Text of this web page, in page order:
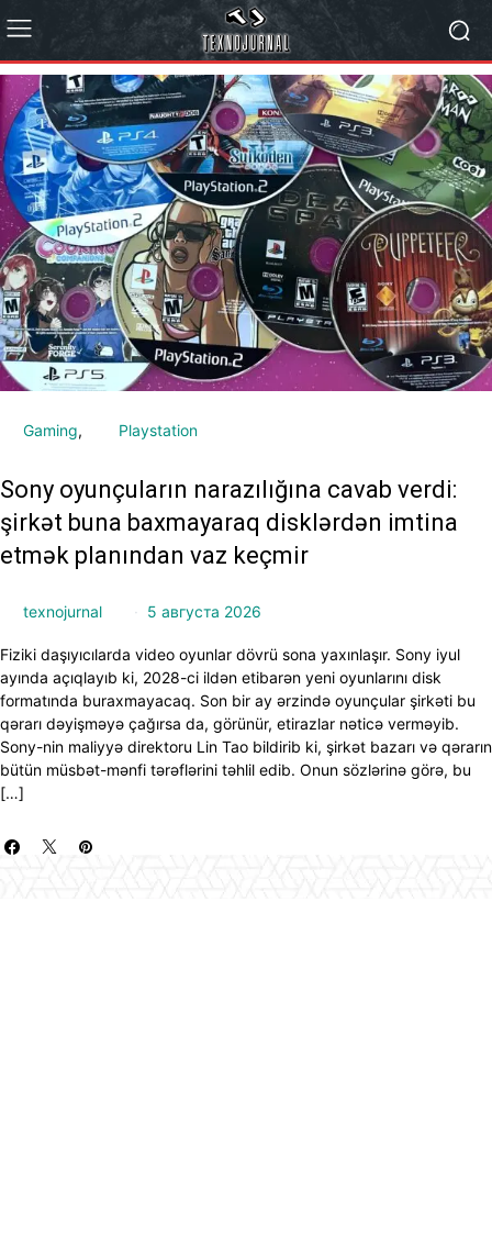
Gaming Playstation
Sony oyunçuların narazılığına cavab verdi:
şirkət buna baxmayaraq disklərdən imtina
etmək planından vaz keçmir
texnojurnal 5 августа 2026
Fiziki daşıyıcılarda video oyunlar dövrü sona yaxınlaşır. Sony iyul
ayında açıqlayıb ki, 2028-ci ildən etibarən yeni oyunlarını disk
formatında buraxmayacaq. Son bir ay ərzində oyunçular şirkəti bu
qərarı dəyişməyə çağırsa da, görünür, etirazlar nəticə verməyib.
Sony-nin maliyyə direktoru Lin Tao bildirib ki, şirkət bazarı və qərarın
bütün müsbət-mənfi tərəflərini təhlil edib. Onun sözlərinə görə, bu
[…]